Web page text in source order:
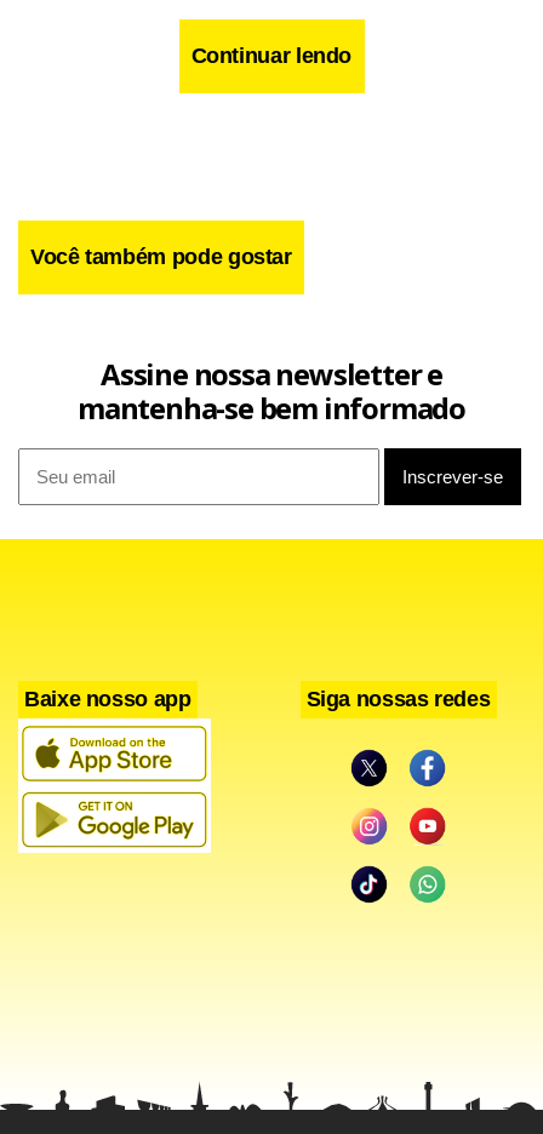
Facebook
WhatsApp
LinkedIn
Twitter
X Telegram
Share
Continuar lendo
Você também pode gostar
Assine nossa newsletter e
mantenha-se bem informado
Baixe nosso app Siga nossas redes